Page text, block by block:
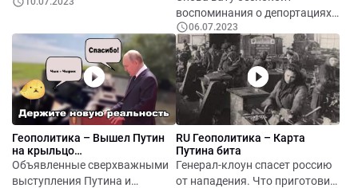
чередом. Что за кассетные
Эрдоган и снова его «нож в
спину» Путину, теперь не
друзья. Сколько детей
перецеловал Путин. Новости
Zомбиленда.
воспоминания о депортациях.
Атака на Львов. Зеленский в
Болгарии и Турции. Россия
против гражданских
миротворцев на Днестре. Как
российские спортсменки стали
сирийскими.
06.07.2023
Геополитика – Вышел Путин
на крыльцо…
Объявленные сверхважными
выступления Путина и
RU Геополитика – Карта
Путина бита
Генерал-клоун спасет россию
от нападения. Что приготовит